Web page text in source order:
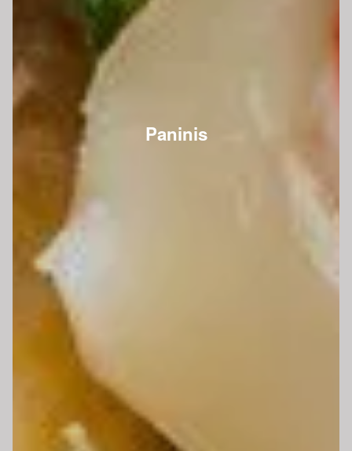
Paninis